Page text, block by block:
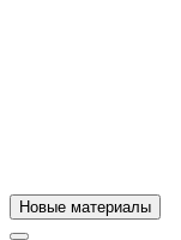
Новые материалы